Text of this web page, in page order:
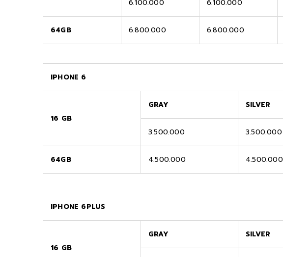
6.100.000 6.100.000
64GB 6.800.000 6.800.000
IPHONE 6
16 GB
GRAY SILVER
3.500.000 3.500.000
64GB 4.500.000 4.500.000
IPHONE 6PLUS
16 GB
GRAY SILVER